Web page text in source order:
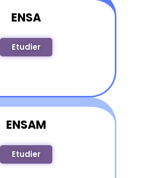
ENSA
Etudier
ENSAM
Etudier